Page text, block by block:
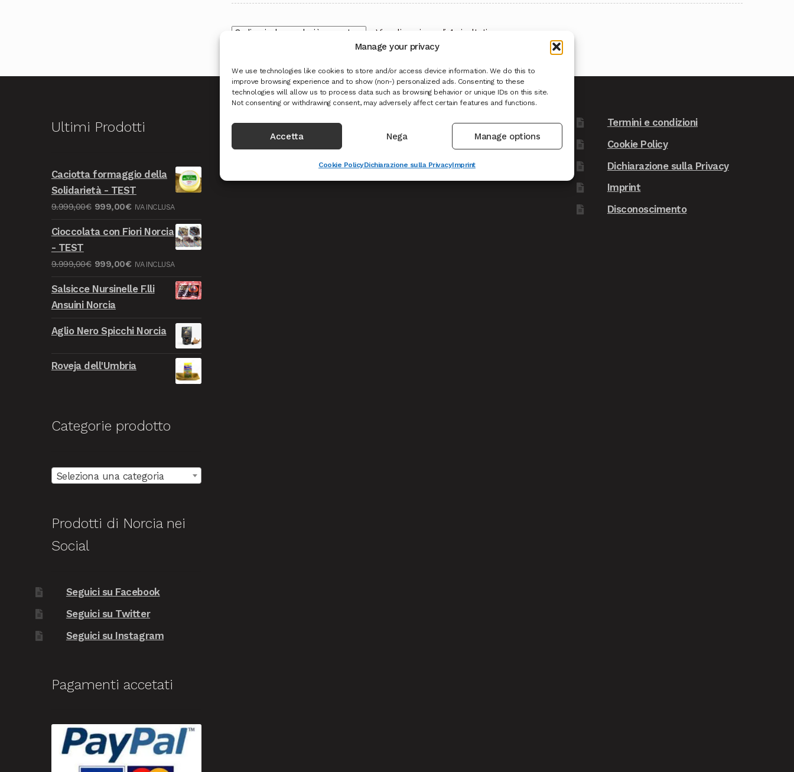
Manage your privacy
We use technologies like cookies to store and/or access device information. We do this to
improve browsing experience and to show (non-) personalized ads. Consenting to these
technologies will allow us to process data such as browsing behavior or unique IDs on this site.
Not consenting or withdrawing consent, may adversely affect certain features and functions.
Accetta Nega Manage options
Cookie PolicyDichiarazione sulla PrivacyImprint
Visualizzazione di 4 risultatiOrdina
al
più
recente
Ultimi Prodotti
Caciotta formaggio della
Solidarietà - TEST
9.999,00€ Il
originale
9.999,00€.
999,00€Il
attuale
999,00€.
IVA INCLUSA
Cioccolata con Fiori Norcia
- TEST
9.999,00€ Il
originale
era:
9.999,00€.
999,00€Il
attuale
999,00€.
IVA INCLUSA
Salsicce Nursinelle F.lli
Ansuini Norcia
Aglio Nero Spicchi Norcia
Roveja dell'Umbria
Categorie prodotto
Seleziona una categoria
Prodotti di Norcia nei
Social
Seguici su Facebook
Seguici su Twitter
Seguici su Instagram
Pagamenti accetati
Richiedi reso o recesso
Termini e condizioni
Cookie Policy
Dichiarazione sulla Privacy
Imprint
Disconoscimento